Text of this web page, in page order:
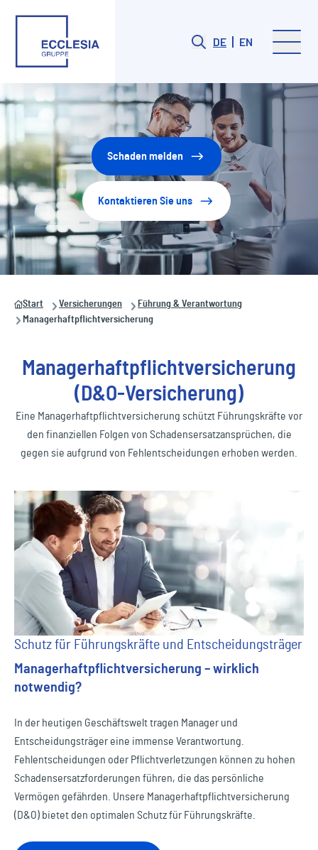
DE EN
Schaden melden
Kontaktieren Sie uns
Start Versicherungen
Führung & Verantwortung
Managerhaftpflichtversicherung
Managerhaftpflichtversicherung
(D&O-Versicherung)
Eine Managerhaftpflichtversicherung schützt Führungskräfte vor
den finanziellen Folgen von Schadensersatzansprüchen, die
gegen sie aufgrund von Fehlentscheidungen erhoben werden.
Schutz für Führungskräfte und Entscheidungsträger
Managerhaftpflichtversicherung – wirklich
notwendig?
In der heutigen Geschäftswelt tragen Manager und
Entscheidungsträger eine immense Verantwortung.
Fehlentscheidungen oder Pflichtverletzungen können zu hohen
Schadensersatzforderungen führen, die das persönliche
Vermögen gefährden. Unsere Managerhaftpflichtversicherung
(D&O) bietet den optimalen Schutz für Führungskräfte.